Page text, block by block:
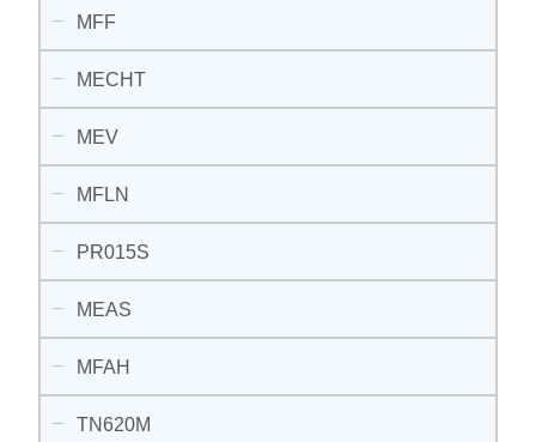
MFF
MECHT
MEV
MFLN
PR015S
MEAS
MFAH
TN620M